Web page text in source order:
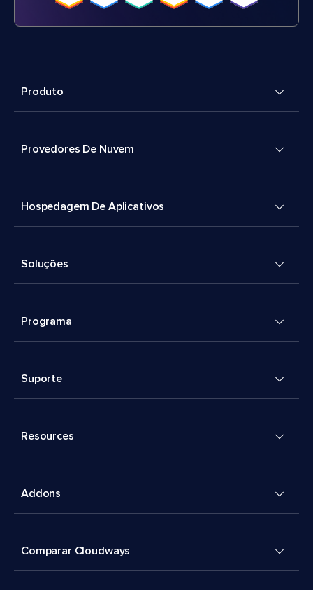
Produto
Provedores De Nuvem
Hospedagem De Aplicativos
Soluções
Programa
Suporte
Resources
Addons
Comparar Cloudways